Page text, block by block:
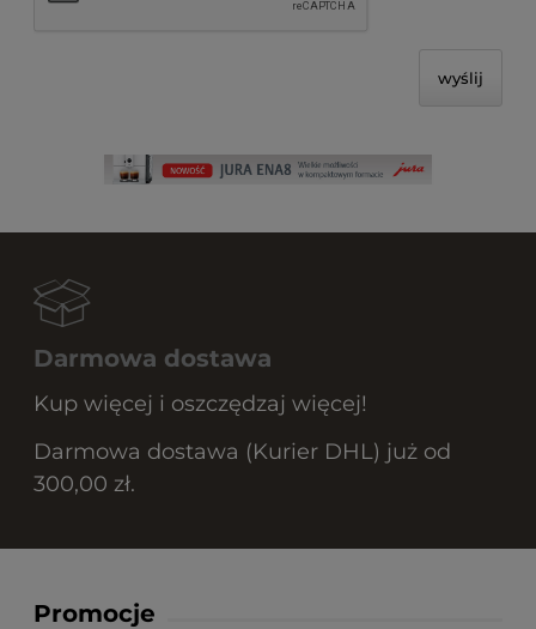
wyślij
Darmowa dostawa
Kup więcej i oszczędzaj więcej!
Darmowa dostawa (Kurier DHL) już od
300,00 zł.
Promocje